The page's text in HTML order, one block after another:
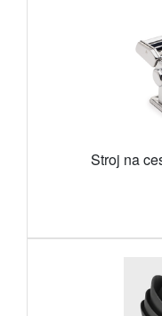
Stroj na